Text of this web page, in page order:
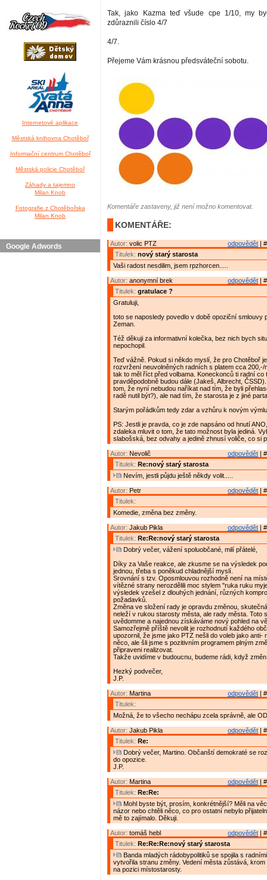
Internetové aplikace
Městská knihovna Chotěboř
Informační centrum Chotěboř
Městská policie Chotěboř
Záhady a tajemno
Milan Knob
Fotografie z Chotěbořska
Milan Knob
Google Adwords
Tak, jako Kazma teď všude cpe 1/10, my
zdůraznili číslo 4/7
4/7.
Přejeme Vám krásnou předsváteční sobotu.
Komentáře zastaveny, již není možno komentovat.
KOMENTÁŘE:
odpovědět |
Autor: volic PTZ
Titulek: nový starý starosta
Vaši radost nesdilim, jsem rpzhorcen.....
odpovědět |
Autor: anonymní brek
Titulek: gratulace ?
Gratuluji,
toto se naposledy povedlo v době opoziční smlouvy
Zeman.
Též děkuji za informativní kolečka, bez nich bych
nepochopil.
Teď vážně. Pokud si někdo myslí, že pro Chotěboř
rozvržení neuvolněných radních s platem cca 200,-/
tak to měl říct před volbama. Koneckonců ti radní co
pravděpodobně budou dále (Jakeš, Albrecht,
tom, že nyní nebudou naříkat nad tím, že byli
radě nutil být?), ale nad tím, že starosta je z jiné
Starým pořádkům tedy zdar a vzhůru k novým
PS: Jestli je pravda, co je zde napsáno od hnutí
zdaleka mluvit o tom, že tato možnost byla jediná.
slabošská, bez odvahy a jedině zhnusí voliče, co si
odpovědět |
Autor: Nevolič
Titulek: Re:nový starý starosta
Nevím, jestli půjdu ještě někdy volit.....
odpovědět |
Autor: Petr
Titulek:
Komedie, změna bez změny.
odpovědět |
Autor: Jakub Pikla
Titulek: Re:Re:nový starý starosta
Dobrý večer, vážení spoluobčané, milí přátelé,
Díky za Vaše reakce, ale zkusme se na výsledek
jednou, třeba s poněkud chladnější myslí.
Srovnání s tzv. Oposmlouvou rozhodně není na
vítězné strany nerozdělili moc stylem "ruka ruku
výsledek vzešel z dlouhých jednání, různých
požadavků.
Změna ve složení rady je opravdu změnou,
neleží v rukou starosty města, ale rady města. Toto
uvědomme a najednou získáváme nový pohled na
Samozřejmě příště nevolit je rozhodnutí každého
upozornil, že jsme jako PTZ nešli do voleb jako anti-
něco, ale šli jsme s pozitivním programem plným
připraveni realizovat.
Takže uvidíme v budoucnu, budeme rádi, když
Hezký podvečer,
J.P.
odpovědět |
Autor: Martina
Titulek:
Možná, že to všecho nechápu zcela správně, ale
odpovědět |
Autor: Jakub Pikla
Titulek: Re:
Dobrý večer, Martino. Občanští demokraté se
do opozice.
J.P.
odpovědět |
Autor: Martina
Titulek: Re:Re:
Mohl byste být, prosím, konkrétnější? Měli na
názor nebo chtěli něco, co pro ostatní nebylo
mě to zajímalo. Děkuji.
odpovědět |
Autor: tomáš hebl
Titulek: Re:Re:Re:nový starý starosta
Banda mladých rádobypolitiků se spojila s
vytvořila stranu změny. Vedení města zůstává,
na pozici místostarosty.